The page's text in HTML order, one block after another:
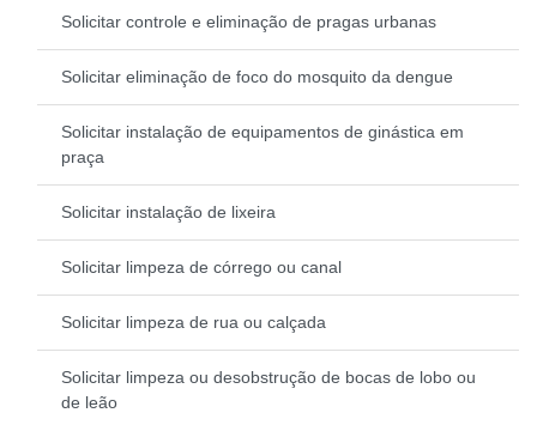
Solicitar controle e eliminação de pragas urbanas
Solicitar eliminação de foco do mosquito da dengue
Solicitar instalação de equipamentos de ginástica em
praça
Solicitar instalação de lixeira
Solicitar limpeza de córrego ou canal
Solicitar limpeza de rua ou calçada
Solicitar limpeza ou desobstrução de bocas de lobo ou
de leão